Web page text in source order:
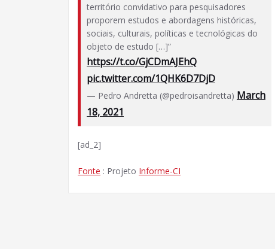
território convidativo para pesquisadores
proporem estudos e abordagens históricas,
sociais, culturais, políticas e tecnológicas do
objeto de estudo […]”
https://t.co/GjCDmAJEhQ
pic.twitter.com/1QHK6D7DjD
— Pedro Andretta (@pedroisandretta) March
18, 2021
[ad_2]
Fonte : Projeto Informe-CI